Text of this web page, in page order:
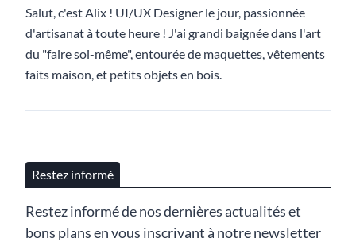
Salut, c'est Alix ! UI/UX Designer le jour, passionnée
d'artisanat à toute heure ! J'ai grandi baignée dans l'art
du "faire soi-même", entourée de maquettes, vêtements
faits maison, et petits objets en bois.
Restez informé
Restez informé de nos dernières actualités et
bons plans en vous inscrivant à notre newsletter